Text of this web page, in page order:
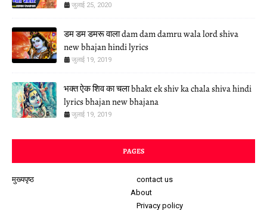
जुलाई 25, 2020
डम डम डमरू वाला dam dam damru wala lord shiva
new bhajan hindi lyrics
जुलाई 19, 2019
भक्त ऐक शिव का चला bhakt ek shiv ka chala shiva hindi
lyrics bhajan new bhajana
जुलाई 19, 2019
PAGES
मुख्यपृष्ठ
contact us
About
Privacy policy